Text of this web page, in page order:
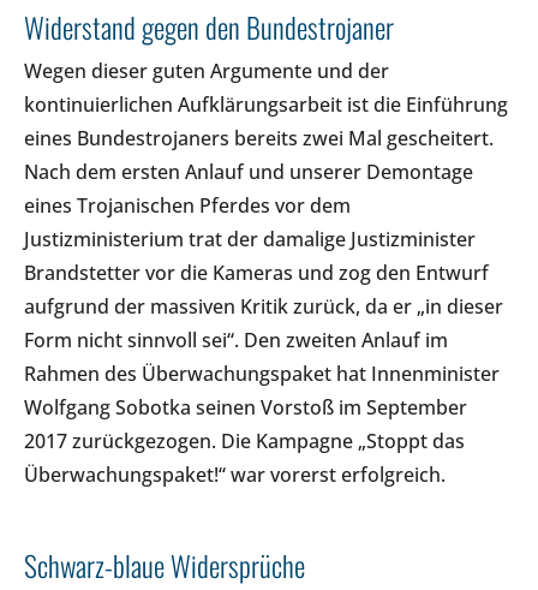
Widerstand gegen den Bundestrojaner
Wegen dieser guten Argumente und der
kontinuierlichen Aufklärungsarbeit ist die Einführung
eines Bundestrojaners bereits zwei Mal gescheitert.
Nach dem ersten Anlauf und unserer Demontage
eines Trojanischen Pferdes vor dem
Justizministerium trat der damalige Justizminister
Brandstetter vor die Kameras und zog den Entwurf
aufgrund der massiven Kritik zurück, da er „in dieser
Form nicht sinnvoll sei“. Den zweiten Anlauf im
Rahmen des Überwachungspaket hat Innenminister
Wolfgang Sobotka seinen Vorstoß im September
2017 zurückgezogen. Die Kampagne „Stoppt das
Überwachungspaket!“ war vorerst erfolgreich.
Schwarz-blaue Widersprüche